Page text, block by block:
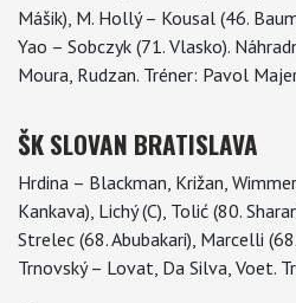
Mášik), M. Hollý – Kousal (46.
Yao – Sobczyk (71. Vlasko).
Moura, Rudzan. Tréner: Pavol
ŠK SLOVAN BRATISLAVA
Hrdina – Blackman, Križan,
Kankava), Lichý (C), Tolić (80.
Strelec (68. Abubakari), Marcelli
Trnovský – Lovat, Da Silva, Voet.